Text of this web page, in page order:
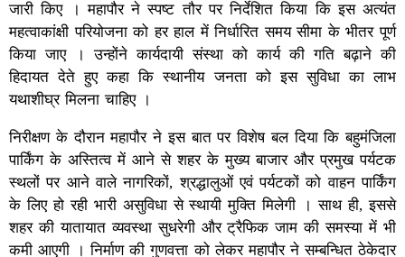
जारी किए । महापौर ने स्पष्ट तौर पर निर्देशित किया कि इस अत्यंत
महत्वाकांक्षी परियोजना को हर हाल में निर्धारित समय सीमा के भीतर पूर्ण
किया जाए । उन्होंने कार्यदायी संस्था को कार्य की गति बढ़ाने की
हिदायत देते हुए कहा कि स्थानीय जनता को इस सुविधा का लाभ
यथाशीघ्र मिलना चाहिए ।
निरीक्षण के दौरान महापौर ने इस बात पर विशेष बल दिया कि बहुमंजिला
पार्किंग के अस्तित्व में आने से शहर के मुख्य बाजार और प्रमुख पर्यटक
स्थलों पर आने वाले नागरिकों, श्रद्धालुओं एवं पर्यटकों को वाहन पार्किंग
के लिए हो रही भारी असुविधा से स्थायी मुक्ति मिलेगी । साथ ही, इससे
शहर की यातायात व्यवस्था सुधरेगी और ट्रैफिक जाम की समस्या में भी
कमी आएगी । निर्माण की गुणवत्ता को लेकर महापौर ने सम्‍बन्धित ठेकेदार